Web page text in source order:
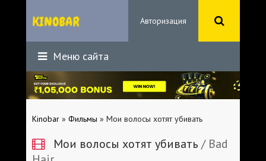
Авторизация
Меню сайта
Kinobar » Фильмы » Мои волосы хотят убивать
Мои волосы хотят убивать / Bad